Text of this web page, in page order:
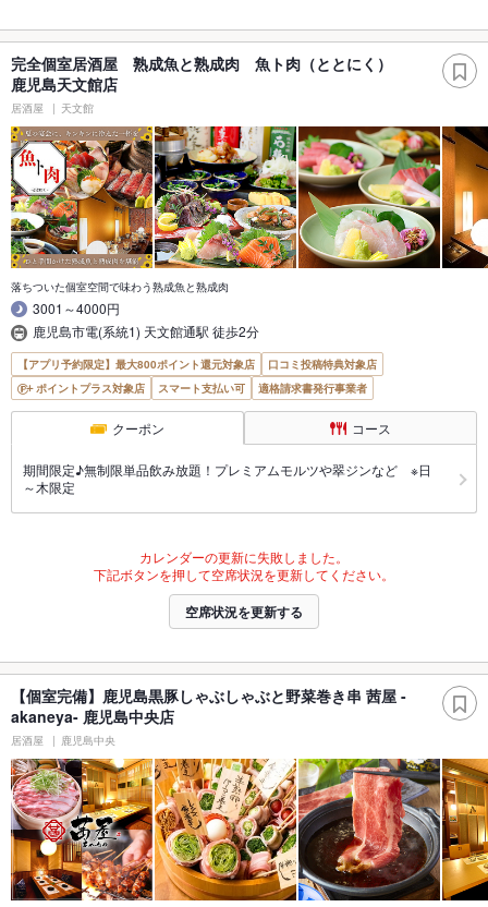
完全個室居酒屋 熟成魚と熟成肉 魚ト肉（ととにく）
鹿児島天文館店
居酒屋 天文館
落ちついた個室空間で味わう熟成魚と熟成肉
3001～4000円
鹿児島市電(系統1) 天文館通駅 徒歩2分
【アプリ予約限定】最大800ポイント還元対象店
口コミ投稿特典対象店
ポイントプラス対象店
スマート支払い可 適格請求書発行事業者
クーポン コース
期間限定♪無制限単品飲み放題！プレミアムモルツや翠ジンなど ※日
～木限定
カレンダーの更新に失敗しました。
下記ボタンを押して空席状況を更新してください。
空席状況を更新する
【個室完備】鹿児島黒豚しゃぶしゃぶと野菜巻き串 茜屋 -
akaneya- 鹿児島中央店
居酒屋 鹿児島中央